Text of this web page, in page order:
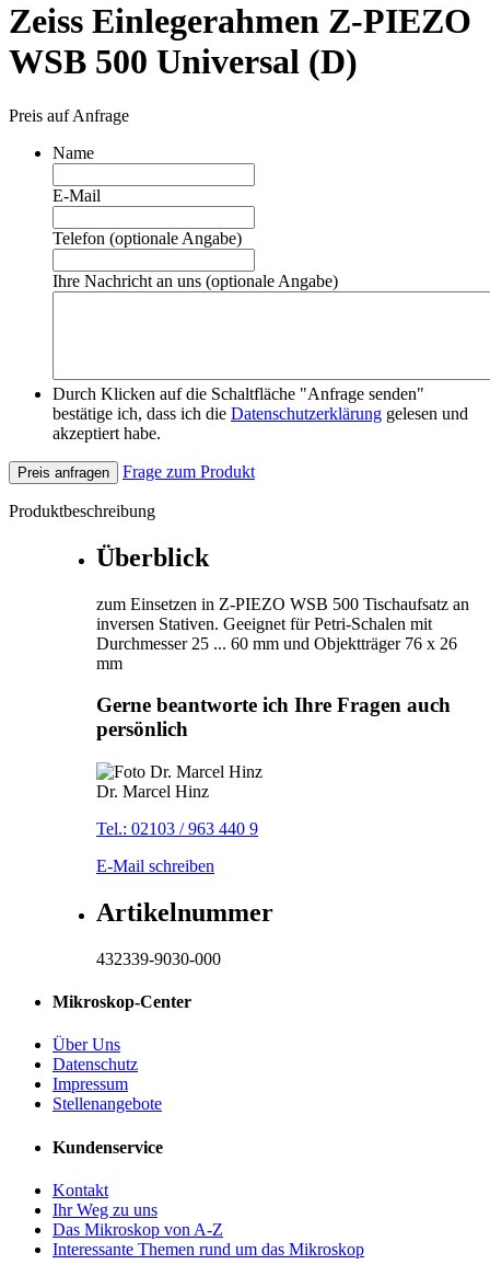
Zeiss Einlegerahmen Z-PIEZO
WSB 500 Universal (D)
Preis auf Anfrage
Name
E-Mail
Telefon (optionale Angabe)
Ihre Nachricht an uns (optionale Angabe)
Durch Klicken auf die Schaltfläche "Anfrage senden"
bestätige ich, dass ich die Datenschutzerklärung gelesen und
akzeptiert habe.
Preis anfragen Frage zum Produkt
Produktbeschreibung
Überblick
zum Einsetzen in Z-PIEZO WSB 500 Tischaufsatz an
inversen Stativen. Geeignet für Petri-Schalen mit
Durchmesser 25 ... 60 mm und Objektträger 76 x 26
mm
Gerne beantworte ich Ihre Fragen auch
persönlich
Dr. Marcel Hinz
Tel.: 02103 / 963 440 9
E-Mail schreiben
Artikelnummer
432339-9030-000
Mikroskop-Center
Über Uns
Datenschutz
Impressum
Stellenangebote
Kundenservice
Kontakt
Ihr Weg zu uns
Das Mikroskop von A-Z
Interessante Themen rund um das Mikroskop